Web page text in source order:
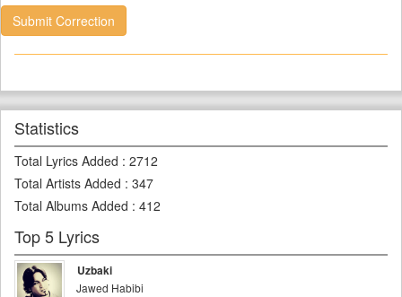
Submit Correction
Statistics
Total Lyrics Added : 2712
Total Artists Added : 347
Total Albums Added : 412
Top 5 Lyrics
Uzbaki
Jawed Habibi